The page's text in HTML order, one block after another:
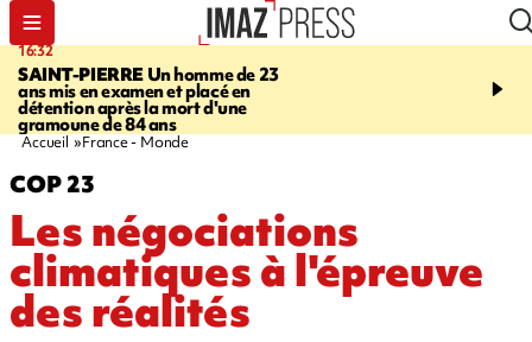
16:32
SAINT-PIERREUn homme de 23
ans mis en examen et placé en
détention après la mort d'une
gramoune de 84 ans
21:08
et Turquie scellent un
Accueil France - Monde
COP 23
Les négociations
climatiques à l'épreuve
des réalités